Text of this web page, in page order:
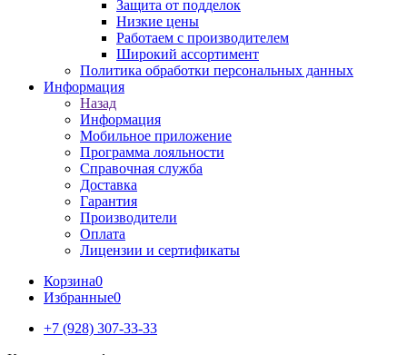
Защита от подделок
Низкие цены
Работаем с производителем
Широкий ассортимент
Политика обработки персональных данных
Информация
Назад
Информация
Мобильное приложение
Программа лояльности
Справочная служба
Доставка
Гарантия
Производители
Оплата
Лицензии и сертификаты
Корзина0
Избранные0
+7 (928) 307-33-33